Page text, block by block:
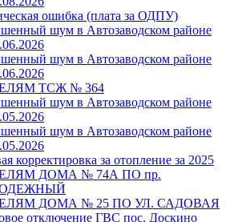
ошибка (плата за ОДПУ)
шум в Автозаводском районе
шум в Автозаводском районе
ТСЖ № 364
шум в Автозаводском районе
шум в Автозаводском районе
корректировка за отопление за 2025
ДОМА № 74А ПО пр.
ДОМА № 25 ПО УЛ. САДОВАЯ
отключение ГВС пос. Доскино